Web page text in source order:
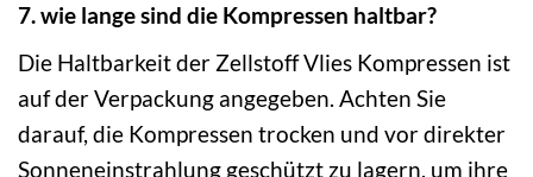
7. wie lange sind die Kompressen haltbar?
Die Haltbarkeit der Zellstoff Vlies Kompressen ist
auf der Verpackung angegeben. Achten Sie
darauf, die Kompressen trocken und vor direkter
Sonneneinstrahlung geschützt zu lagern, um ihre